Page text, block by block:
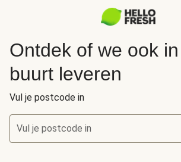
Ontdek of we ook
buurt leveren
Vul je postcode in
Vul je postcode in